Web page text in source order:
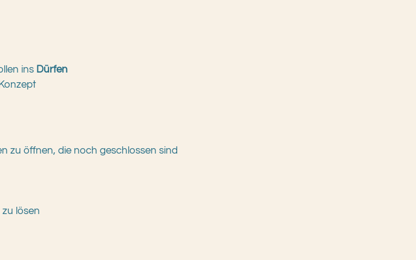
ins Dürfen
zu öffnen, die noch geschlossen sind
lösen